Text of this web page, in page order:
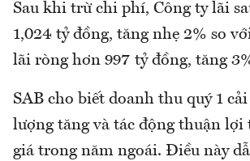
Sau khi trừ chi phí, Công ty lãi
1,024 tỷ đồng, tăng nhẹ 2% so
lãi ròng hơn 997 tỷ đồng, tăng
SAB cho biết doanh thu quý 1
lượng tăng và tác động thuận lợi
giá trong năm ngoái. Điều này